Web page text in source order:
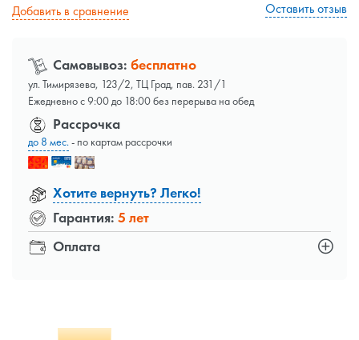
Добавить в сравнение Оставить отзыв
Самовывоз: бесплатно
ул. Тимирязева, 123/2, ТЦ Град, пав. 231/1
Ежедневно с 9:00 до 18:00 без перерыва на обед
Оплата
Рассрочка
до 8 мес.- по картам рассрочки
Хотите вернуть? Легко!
Гарантия: 5 лет